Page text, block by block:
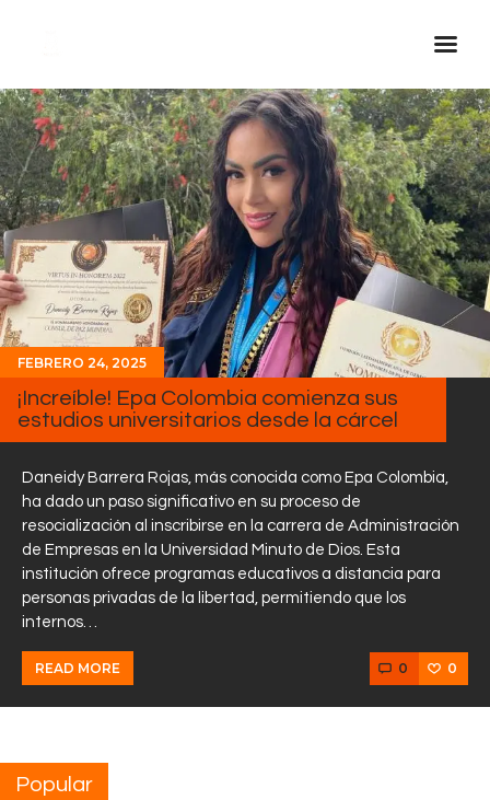
Inicio Real FM
Streaming
En Vivo
Descarga La APP
Programas
Noticias
Equipo
Sobre Nosotros
Contactos
FEBRERO 24, 2025
¡Increíble! Epa Colombia comienza sus
estudios universitarios desde la cárcel
Daneidy Barrera Rojas, más conocida como Epa Colombia,
ha dado un paso significativo en su proceso de
resocialización al inscribirse en la carrera de Administración
de Empresas en la Universidad Minuto de Dios. Esta
institución ofrece programas educativos a distancia para
personas privadas de la libertad, permitiendo que los
internos…
READ MORE 0 0
Popular